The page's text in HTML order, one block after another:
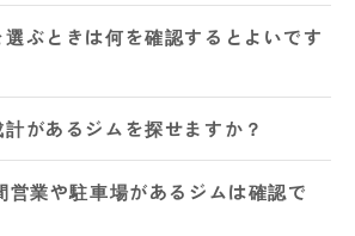
ぶときは何を確認するとよいです
があるジムを探せますか？
営業や駐車場があるジムは確認で